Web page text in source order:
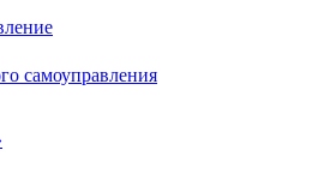
самоуправления